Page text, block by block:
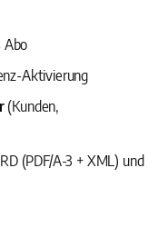
Abo
Aktivierung
(Kunden,
(PDF/A-3 + XML) und